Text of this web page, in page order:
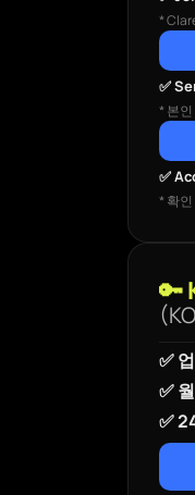
*
✅
* 본
✅
* 확
🔑
✅
✅
✅